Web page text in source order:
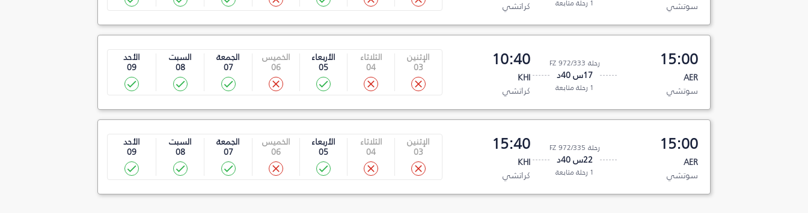
سوتشي
1 رحلة متابعة
كراتشي
15:00
AER
سوتشي
رحلة FZ 972/333
17س 40د
1 رحلة متابعة
10:40
KHI
كراتشي
الإثنين
03
الثلاثاء
04
الأربعاء
05
الخميس
06
الجمعة
07
السبت
08
الأحد
09
15:00
AER
سوتشي
رحلة FZ 972/335
22س 40د
1 رحلة متابعة
15:40
KHI
كراتشي
الإثنين
03
الثلاثاء
04
الأربعاء
05
الخميس
06
الجمعة
07
السبت
08
الأحد
09